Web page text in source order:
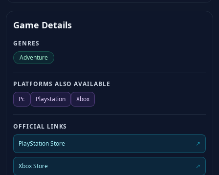
Game Details
GENRES
Adventure
PLATFORMS ALSO AVAILABLE
Pc
Playstation Xbox
OFFICIAL LINKS
PlayStation Store ↗
Xbox Store ↗